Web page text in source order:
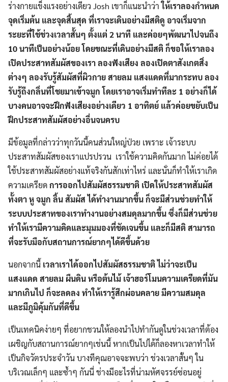
ร่างกายแข็งแรงอย่างเดียว Josh เขาก็แนะนำว่าให้เราลองกำหนด
จุดเริ่มต้น และจุดสิ้นสุด ที่เราจะเดินอย่างมีสติดู อาจเริ่มจาก
ระยะที่ใช้ช่วงเวลาสั้นๆ ตั้งแต่ 2 นาที และค่อยๆพัฒนาไปจนถึง
10 นาทีเป็นอย่างน้อย โดยขณะที่เดินอย่างมีสติ ก็ขอให้เราลอง
เปิดประสาทสัมผัสของเรา ลองฟังเสียง ลองเปิดตาสังเกตสิ่ง
ต่างๆ ลองรับรู้สัมผัสที่ผิวกาย สายลม แสงแดดที่มากระทบ ลอง
รับรู้ถึงกลิ่นที่โชยมาเข้าจมูก โดยเราอาจเริ่มทำทีละ 1 อย่างก็ได้
บางคนอาจจะฝึกฟังเสียงอย่างเดียว 1 อาทิตย์ แล้วค่อยขยับเป็น
ฝึกประสาทสัมผัสอย่างอื่นจนครบ
มีข้อมูลที่กล่าวว่าทุกวันนี้คนส่วนใหญ่ป่วย เพราะ เจ้าระบบ
ประสาทสัมผัสของเราแปรปรวน เราใช้ความคิดกันมาก ไม่ค่อยได้
ใช้ประสาทสัมผัสอย่างแท้จริงกันสักเท่าไหร่ และนั่นก็ทำให้เราเกิด
ความเครียดการออกไปสัมผัสธรรมชาติ เปิดให้ประสาทสัมผัส
ทั้งตา หู จมูก ลิ้น สัมผัส ได้ทำงานมากขึ้น ก็จะมีส่วนช่วยทำให้
ระบบประสาทของเราทำงานอย่างสมดุลมากขึ้น ซึ่งก็มีส่วนช่วย
ทำให้เรามีความคิดและมุมมองที่ชัดเจนขึ้น และก็มีสติ สามารถ
ที่จะรับมือกับสถานการณ์ยากๆได้ดีขึ้นด้วย
นอกจากนี้ เวลาเราได้ออกไปสัมผัสธรรมชาติ ไม่ว่าจะเป็น
แสงแดด สายลม ผืนดิน หรือต้นไม้ เจ้าฮอร์โมนความเครียดที่มัน
มากเกินไป ก็จะลดลง ทำให้เรารู้สึกผ่อนคลาย มีความสมดุล
และมีภูมิคุ้มกันที่ดีขึ้น
เป็นเทคนิคง่ายๆ ที่อยากชวนให้ลองนำไปทำกันดูในช่วงเวลาที่ต้อง
เผชิญกับสถานการณ์ยากๆเช่นนี้ หากเป็นไปได้ก็ลองหาเวลาทำให้
เป็นกิจวัตรประจำวัน บางทีคุณอาจจะพบว่า ช่วงเวลาสั้นๆ ใน
บริเวณเล็กๆ และซ้ำๆ กันนี่ ช่างมีอะไรที่น่ามหัศจรรย์ซ่อนอยู่